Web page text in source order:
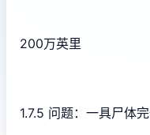
200万英里
1.7.5 问题：一具尸体